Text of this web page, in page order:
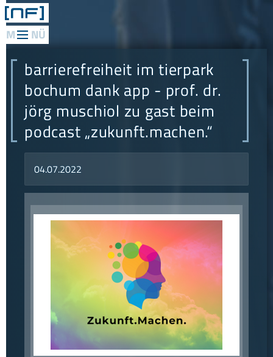
web
applications
mediadesign
network
consulting
philosophie
konzept
barrierefreiheit im tierpark
bochum dank app - prof. dr.
jörg muschiol zu gast beim
podcast „zukunft.machen.“
04.07.2022